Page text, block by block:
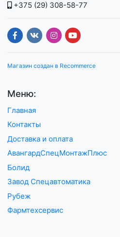
+375 (29) 308-58-77
Магазин создан в Recommerce
Меню:
Главная
Контакты
Доставка и оплата
АвангардСпецМонтажПлюс
Болид
Завод Спецавтоматика
Рубеж
Фармтехсервис